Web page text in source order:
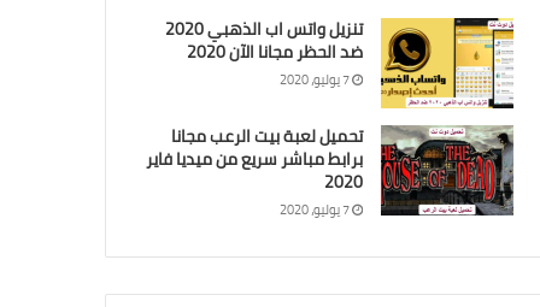
تنزيل واتس اب الذهبي 2020
ضد الحظر مجانا الآن 2020
7 يوليو، 2020
تحميل لعبة بيت الرعب مجانا
برابط مباشر سريع من ميديا فاير
2020
7 يوليو، 2020